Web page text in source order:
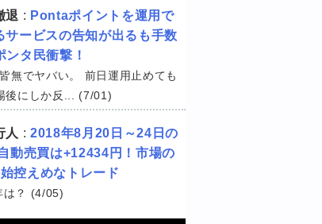
退 : Pontaポイントを運用で
サービスの告知が出るも手数
ンタ民衝撃！
無でヤバい。 前日運用止めても
後にしか反... (7/01)
人 : 2018年8月20日～24日の
動売買は+12434円！市場の
控えめなトレード
は？ (4/05)